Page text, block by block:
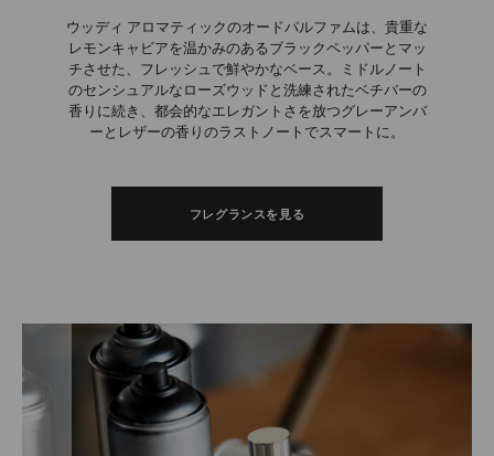
ウッディ アロマティックのオードパルファムは、貴重な
レモンキャビアを温かみのあるブラックペッパーとマッ
チさせた、フレッシュで鮮やかなベース。ミドルノート
のセンシュアルなローズウッドと洗練されたベチバーの
香りに続き、都会的なエレガントさを放つグレーアンバ
ーとレザーの香りのラストノートでスマートに。
フレグランスを見る